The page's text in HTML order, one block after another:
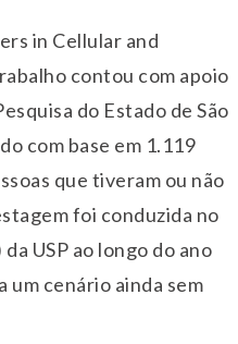
in Cellular and
contou com apoio
do Estado de São
com base em 1.119
que tiveram ou não
foi conduzida no
USP ao longo do ano
um cenário ainda sem